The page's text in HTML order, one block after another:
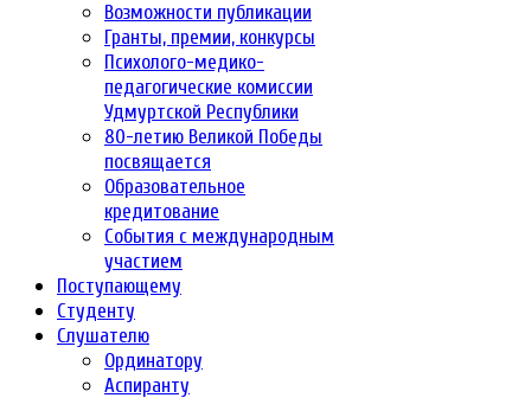
Возможности публикации
Гранты, премии, конкурсы
Психолого-медико-
педагогические комиссии
Удмуртской Республики
80-летию Великой Победы
посвящается
Образовательное
кредитование
События с международным
участием
Поступающему
Студенту
Слушателю
Ординатору
Аспиранту